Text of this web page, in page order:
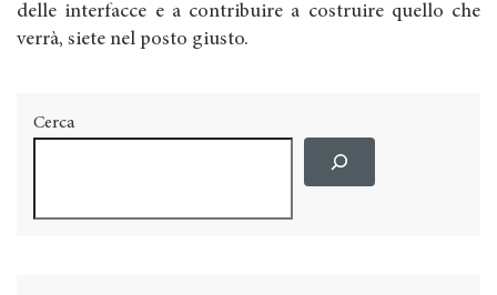
delle interfacce e a contribuire a costruire quello che
verrà, siete nel posto giusto.
Cerca